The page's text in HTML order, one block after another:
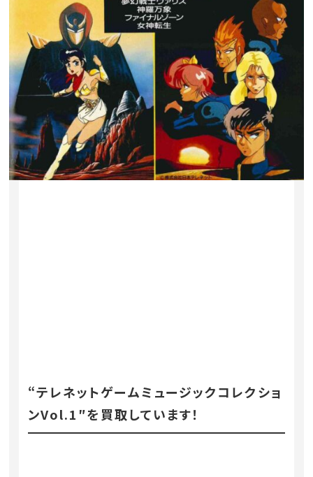
“テレネットゲームミュージックコレクショ
ンVol.1″を買取しています！